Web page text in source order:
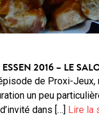
2016 – LE
de Proxi-Jeux,
un peu
dans […] Lire la